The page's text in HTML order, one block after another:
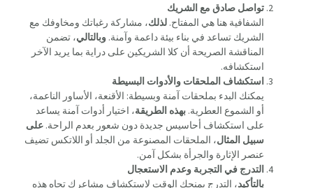
تواصل صادق مع الشريك
الشفافية هنا هي المفتاح. لذلك، مشاركة رغباتك ومخاوفك مع
الشريك تساعد في بناء بيئة داعمة وآمنة. وبالتالي، تضمن
المناقشة الصريحة أن كلا الشريكين على دراية بما يريد الآخر
استكشافه.
استكشاف الملحقات والأدوات البسيطة
يمكنك البدء بملحقات آمنة وبسيطة: الأقنعة، الأساور الناعمة،
أو الشموع العطرية. بهذه الطريقة، اختيار أدوات آمنة يساعد
على استكشاف أحاسيس جديدة دون شعور بعدم الراحة. على
سبيل المثال، الملحقات المصنوعة من الجلد أو اللاتكس تضيف
عنصر الإثارة والجرأة بشكل آمن.
التدرج في التجربة وعدم الاستعجال
بالتأكيد، التدرج يمنحك الوقت لاستكشاف مشاعرك تجاه هذه